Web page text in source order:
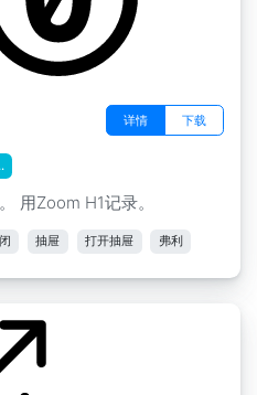
详情 下载
用Zoom H1记录。
抽屉 打开抽屉 弗利